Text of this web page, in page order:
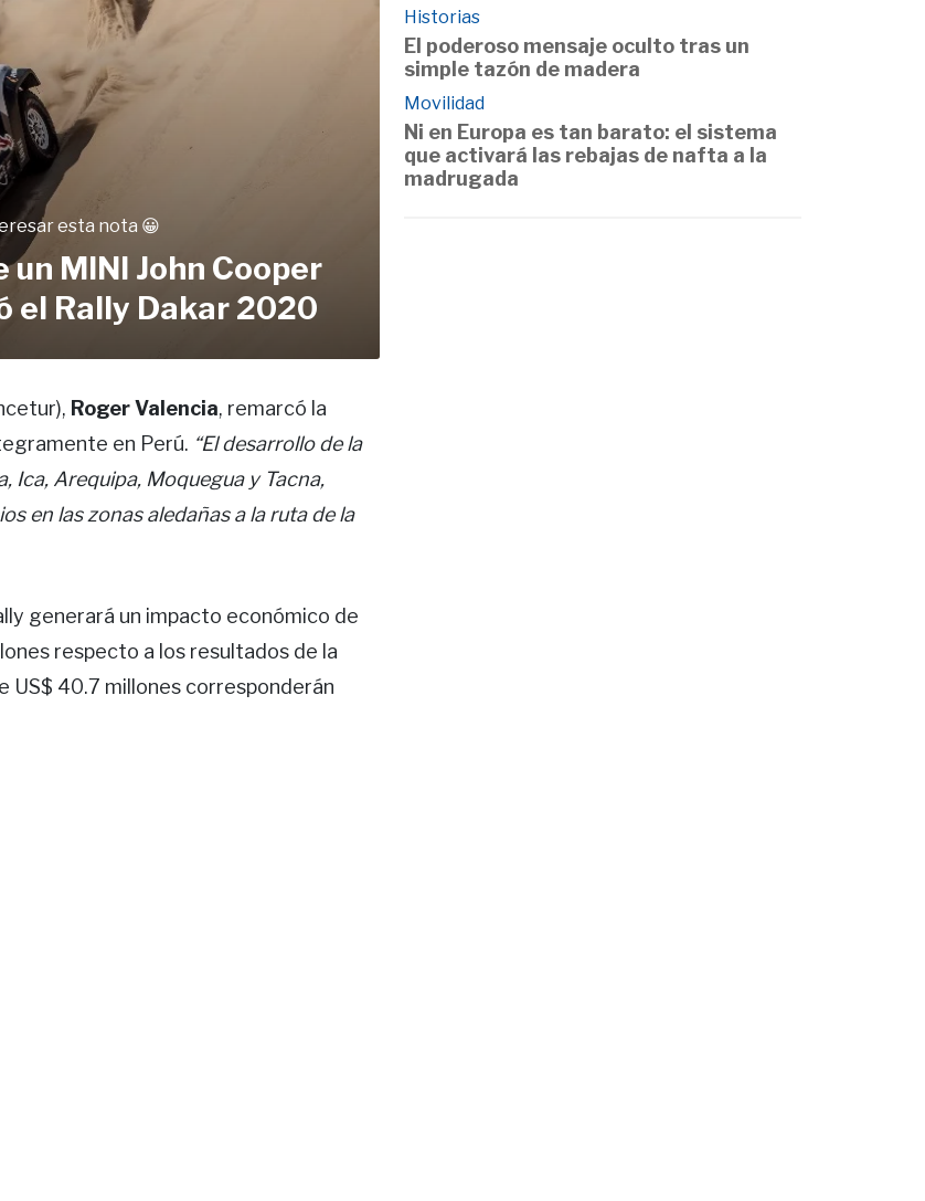
esta nota 😀
un MINI John Cooper
el Rally Dakar 2020
Roger Valencia, remarcó la
en Perú. “El desarrollo de la
Ica, Arequipa, Moquegua y Tacna,
en las zonas aledañas a la ruta de la
generará un impacto económico de
respecto a los resultados de la
US$ 40.7 millones corresponderán
Historias
El poderoso mensaje oculto tras un
simple tazón de madera
Movilidad
Ni en Europa es tan barato: el sistema
que activará las rebajas de nafta a la
madrugada